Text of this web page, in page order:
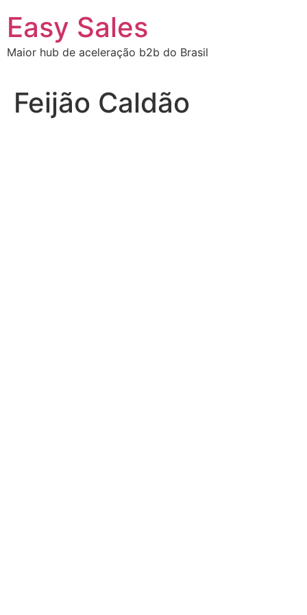
Easy Sales
Maior hub de aceleração b2b do Brasil
Feijão Caldão